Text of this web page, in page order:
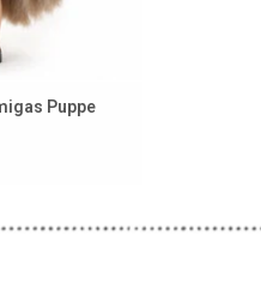
Puppe